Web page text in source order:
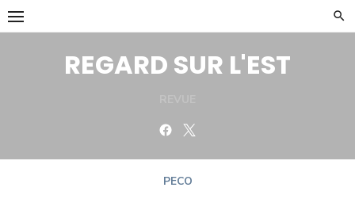
Skip
to
REGARD SUR L'EST
Facebook
PECO